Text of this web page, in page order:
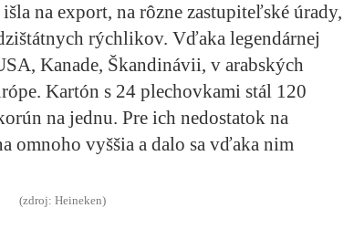
na export, na rôzne zastupiteľské úrady,
rýchlikov. Vďaka legendárnej
Kanade, Škandinávii, v arabských
Kartón s 24 plechovkami stál 120
na jednu. Pre ich nedostatok na
omnoho vyššia a dalo sa vďaka nim
(zdroj: Heineken)